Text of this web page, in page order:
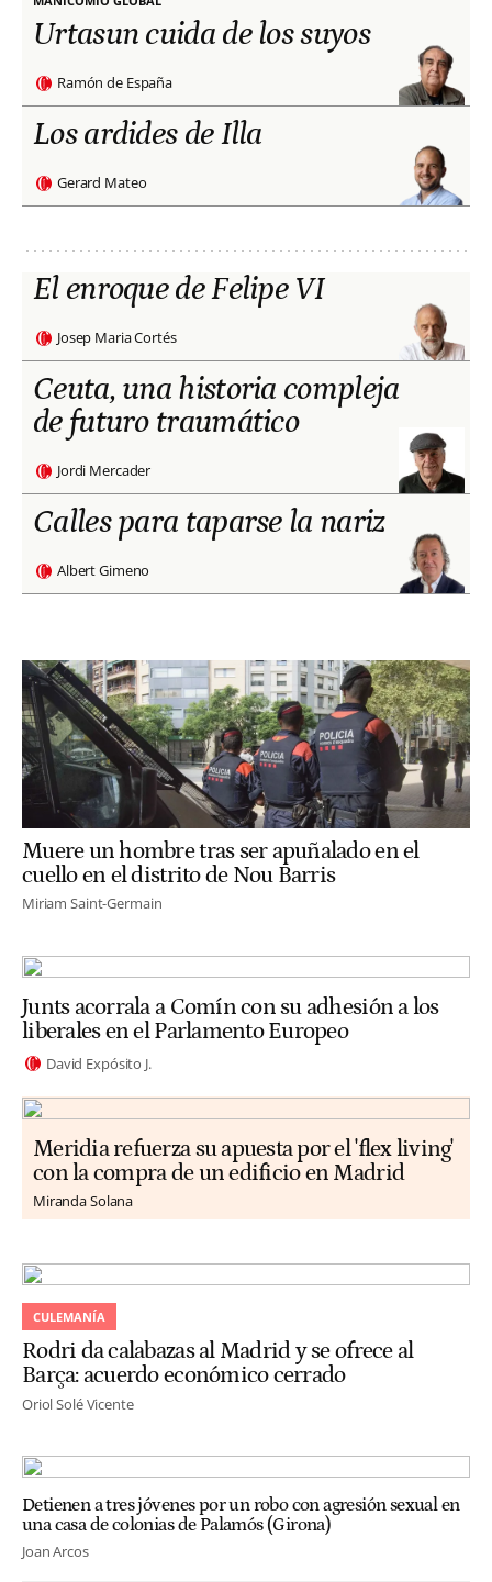
Urtasun cuida de los suyos
Ramón de España
Los ardides de Illa
Gerard Mateo
El enroque de Felipe VI
Josep Maria Cortés
Ceuta, una historia compleja
de futuro traumático
Jordi Mercader
Calles para taparse la nariz
Albert Gimeno
Muere un hombre tras ser apuñalado en el
cuello en el distrito de Nou Barris
Miriam Saint-Germain
Junts acorrala a Comín con su adhesión a los
liberales en el Parlamento Europeo
David Expósito J.
Meridia refuerza su apuesta por el 'flex living'
con la compra de un edificio en Madrid
Miranda Solana
CULEMANÍA
Rodri da calabazas al Madrid y se ofrece al
Barça: acuerdo económico cerrado
Oriol Solé Vicente
Detienen a tres jóvenes por un robo con agresión sexual en
una casa de colonias de Palamós (Girona)
Joan Arcos